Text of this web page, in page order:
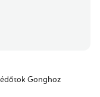
Gonghoz